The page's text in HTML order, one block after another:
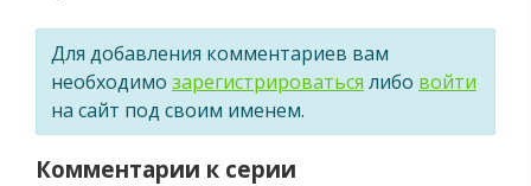
Для добавления комментариев вам
необходимо зарегистрироваться либо войти
на сайт под своим именем.
Комментарии к серии